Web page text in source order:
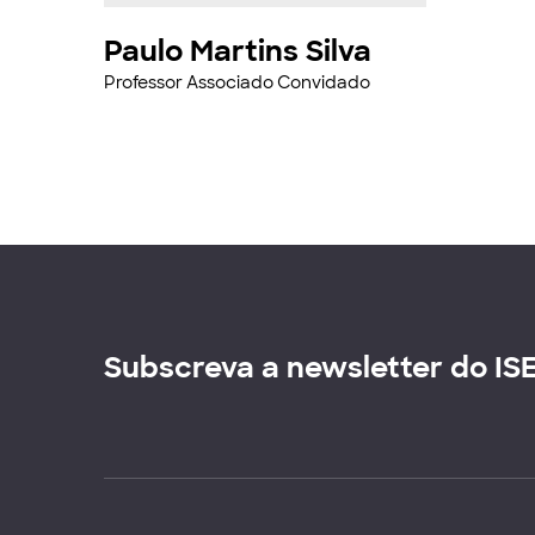
Paulo Martins Silva
Professor Associado Convidado
Subscreva a newsletter do